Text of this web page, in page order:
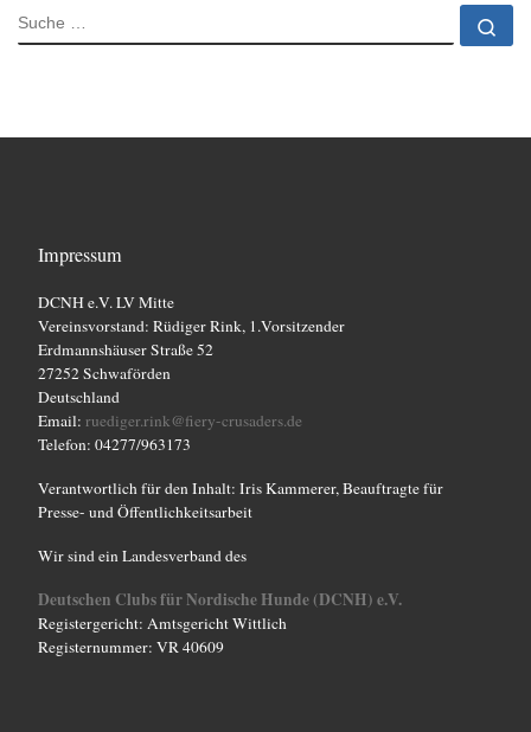
SUCHE
Impressum
DCNH e.V. LV Mitte
Vereinsvorstand: Rüdiger Rink, 1.Vorsitzender
Erdmannshäuser Straße 52
27252 Schwaförden
Deutschland
Email: ruediger.rink@fiery-crusaders.de
Telefon: 04277/963173
Verantwortlich für den Inhalt: Iris Kammerer, Beauftragte für
Presse- und Öffentlichkeitsarbeit
Wir sind ein Landesverband des
Deutschen Clubs für Nordische Hunde (DCNH) e.V.
Registergericht: Amtsgericht Wittlich
Registernummer: VR 40609